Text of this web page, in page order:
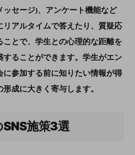
ッセージ)、アンケート機能など
リアルタイムで答えたり、質疑応
ことで、学生との心理的な距離を
することができます。学生がエン
に参加する前に知りたい情報が得
成に大きく寄与します。
SNS施策3選